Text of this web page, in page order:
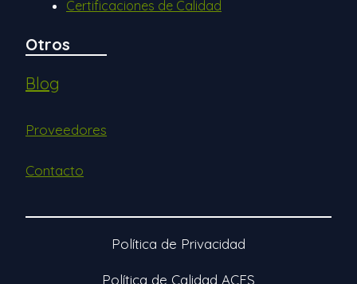
Certificaciones de Calidad
Otros
Blog
Proveedores
Contacto
Política de Privacidad
Política de Calidad ACES